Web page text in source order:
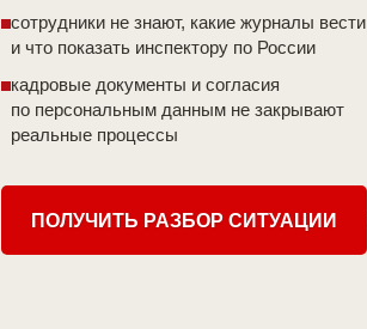
сотрудники не знают, какие журналы вести
и что показать инспектору по России
кадровые документы и согласия
по персональным данным не закрывают
реальные процессы
ПОЛУЧИТЬ РАЗБОР СИТУАЦИИ